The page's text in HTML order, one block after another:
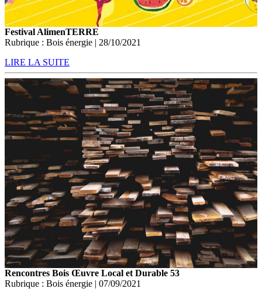
Festival AlimenTERRE
Rubrique : Bois énergie | 28/10/2021
LIRE LA SUITE
Rencontres Bois Œuvre Local et Durable 53
Rubrique : Bois énergie | 07/09/2021